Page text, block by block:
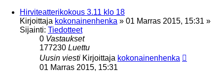
Hirviteatterikokous 3.11 klo 18
Kirjoittaja kokonainenhenka » 01 Marras 2015, 15:31 »
Sijainti: Tiedotteet
0 Vastaukset
177230 Luettu
Uusin viesti Kirjoittaja kokonainenhenka
01 Marras 2015, 15:31